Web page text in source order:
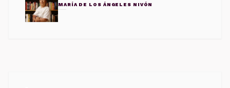
MARÍA DE LOS ÁNGELES NIVÓN